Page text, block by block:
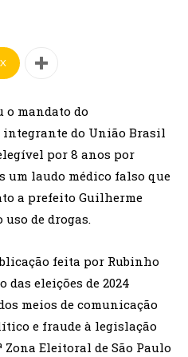
X
o mandato do
integrante do União Brasil
por 8 anos por
um laudo médico falso que
a prefeito Guilherme
uso de drogas.
feita por Rubinho
das eleições de 2024
meios de comunicação
e fraude à legislação
Zona Eleitoral de São Paulo